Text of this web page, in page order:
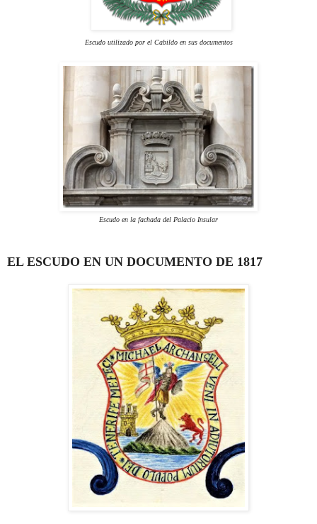
Escudo utilizado por el Cabildo en sus documentos
Escudo en la fachada del Palacio Insular
EL ESCUDO EN UN DOCUMENTO DE 1817